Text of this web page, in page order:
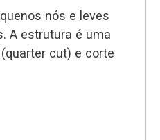
nós e leves
A estrutura é uma
cut) e corte